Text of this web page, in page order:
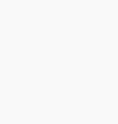
dịch vụ thay màn hình
thay màn hình Lumia